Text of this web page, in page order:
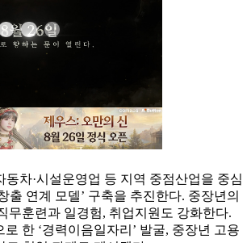
동차·시설운영업 등 지역 중점산업을 중심
출 연계 모델’ 구축을 추진한다. 중장년의
무훈련과 일경험, 취업지원도 강화한다.
한 ‘경력이음일자리’ 발굴, 중장년 고용